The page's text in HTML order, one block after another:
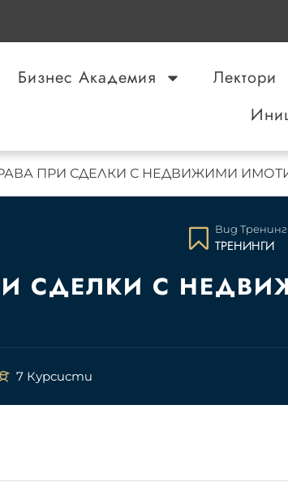
Бизнес Академия Лектори
ПРИ СДЕЛКИ С НЕДВИЖИМИ
Вид Тренинг
ТРЕНИНГИ
СДЕЛКИ С
7 Курсисти